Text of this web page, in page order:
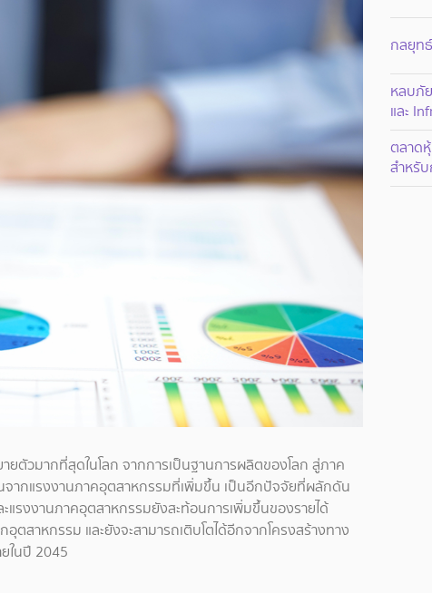
ายตัวมากที่สุดในโลก จากการเป็นฐานการผลิตของโลก สู่ภาค
จากแรงงานภาคอุตสาหกรรมที่เพิ่มขึ้น เป็นอีกปัจจัยที่ผลักดัน
รงงานภาคอุตสาหกรรมยังสะท้อนการเพิ่มขึ้นของรายได้
สาหกรรม และยังจะสามารถเติบโตได้อีกจากโครงสร้างทาง
ในปี 2045
กลยุท
หลบภั
และ
ตลาด
สำหรับ